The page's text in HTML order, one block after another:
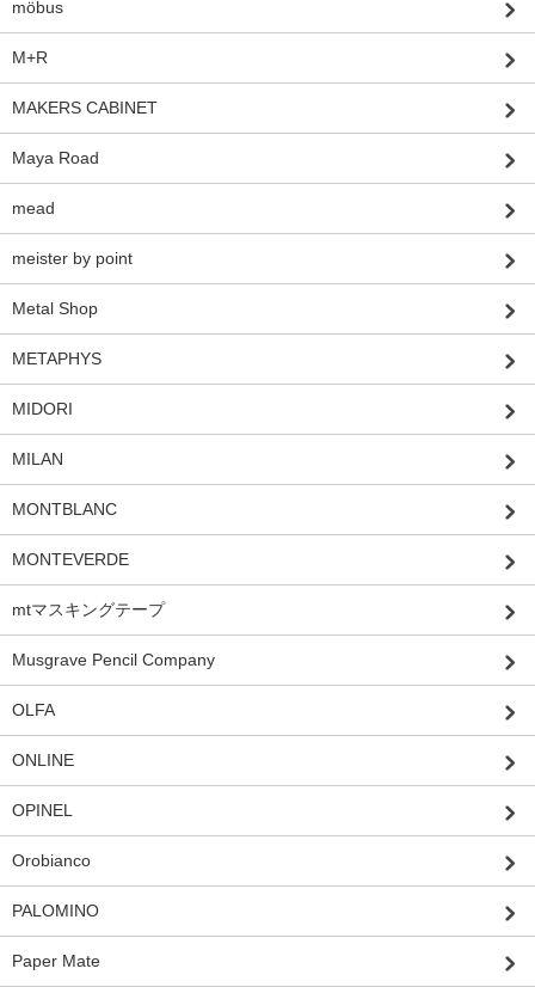
möbus
M+R
MAKERS CABINET
Maya Road
mead
meister by point
Metal Shop
METAPHYS
MIDORI
MILAN
MONTBLANC
MONTEVERDE
mtマスキングテープ
Musgrave Pencil Company
OLFA
ONLINE
OPINEL
Orobianco
PALOMINO
Paper Mate